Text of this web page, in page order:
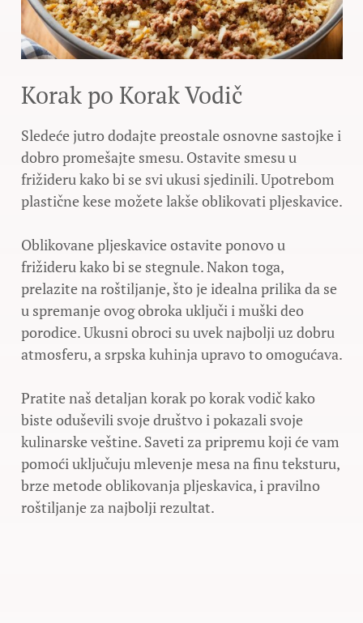
Korak po Korak Vodič
Sledeće jutro dodajte preostale osnovne sastojke i
dobro promešajte smesu. Ostavite smesu u
frižideru kako bi se svi ukusi sjedinili. Upotrebom
plastične kese možete lakše oblikovati pljeskavice.
Oblikovane pljeskavice ostavite ponovo u
frižideru kako bi se stegnule. Nakon toga,
prelazite na roštiljanje, što je idealna prilika da se
u spremanje ovog obroka uključi i muški deo
porodice. Ukusni obroci su uvek najbolji uz dobru
atmosferu, a srpska kuhinja upravo to omogućava.
Pratite naš detaljan korak po korak vodič kako
biste oduševili svoje društvo i pokazali svoje
kulinarske veštine. Saveti za pripremu koji će vam
pomoći uključuju mlevenje mesa na finu teksturu,
brze metode oblikovanja pljeskavica, i pravilno
roštiljanje za najbolji rezultat.